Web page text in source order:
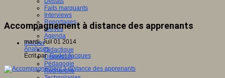
Faits marquants
Interviews
Reportages
Brèves
Agenda
Innover
Didactique
Dispositifs
Pédagogie
Recherche
Accompagnement à distance des apprenants
mardi, Juil 01 2014
Analyses
Écrit parRodet Jacques